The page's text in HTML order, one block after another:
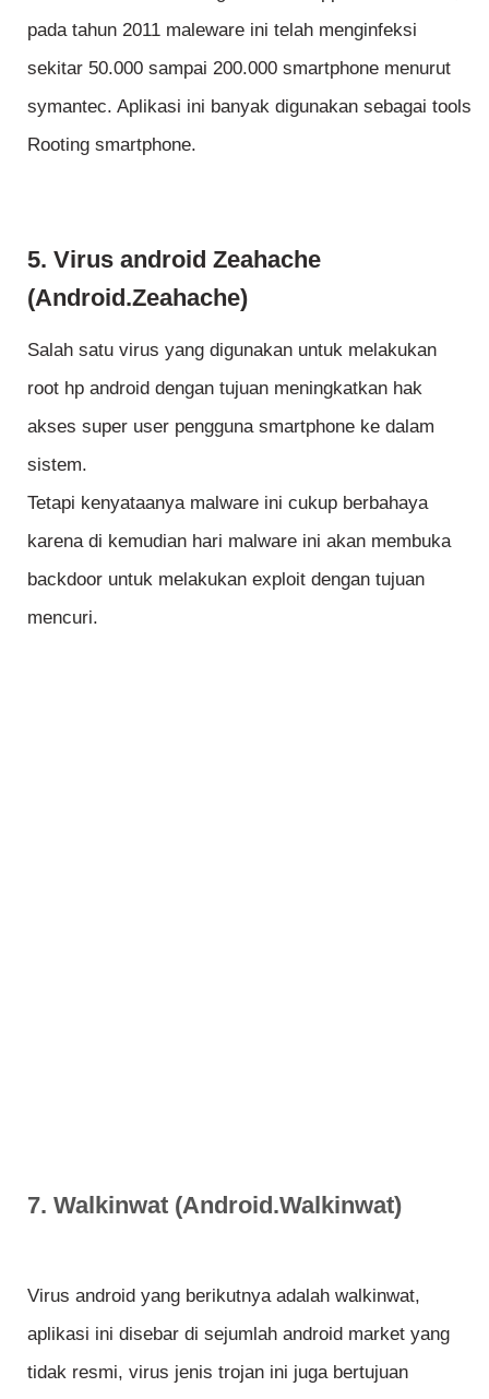
pada tahun 2011 maleware ini telah menginfeksi
sekitar 50.000 sampai 200.000 smartphone menurut
symantec. Aplikasi ini banyak digunakan sebagai tools
Rooting smartphone.
5. Virus android Zeahache
(Android.Zeahache)
Salah satu virus yang digunakan untuk melakukan
root hp android dengan tujuan meningkatkan hak
akses super user pengguna smartphone ke dalam
sistem.
Tetapi kenyataanya malware ini cukup berbahaya
karena di kemudian hari malware ini akan membuka
backdoor untuk melakukan exploit dengan tujuan
mencuri.
7. Walkinwat (Android.Walkinwat)
Virus android yang berikutnya adalah walkinwat,
aplikasi ini disebar di sejumlah android market yang
tidak resmi, virus jenis trojan ini juga bertujuan